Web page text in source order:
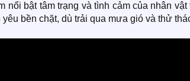
nổi bật tâm trạng và tình cảm của nhân
bền chặt, dù trải qua mưa gió và thử